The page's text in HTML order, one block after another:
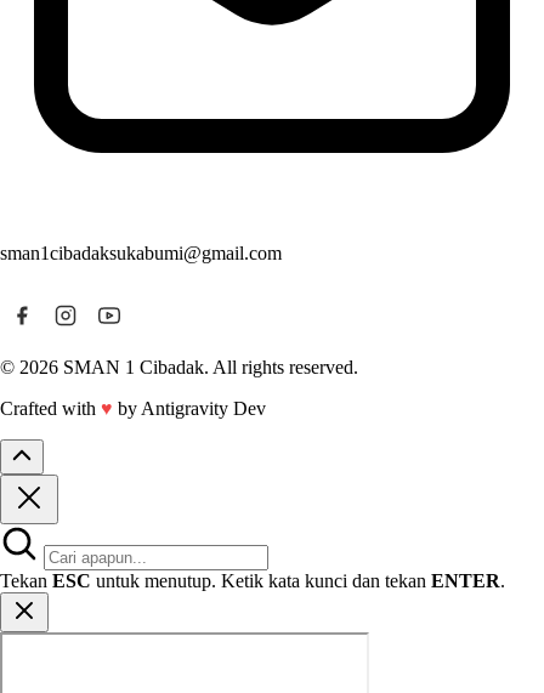
sman1cibadaksukabumi@gmail.com
© 2026 SMAN 1 Cibadak. All rights reserved.
Crafted with ♥ by Antigravity Dev
Tekan ESC untuk menutup. Ketik kata kunci dan tekan ENTER.